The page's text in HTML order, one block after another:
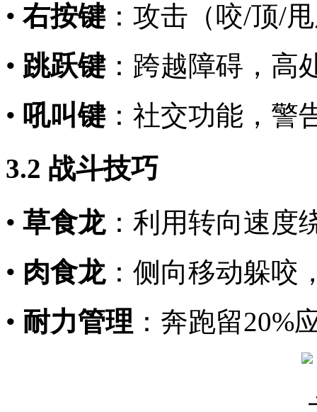
• 右按键：攻击（咬/顶/
• 跳跃键：跨越障碍，高
• 吼叫键：社交功能，警
3.2 战斗技巧
• 草食龙：利用转向速度
• 肉食龙：侧向移动躲咬
• 耐力管理 ：奔跑留20%